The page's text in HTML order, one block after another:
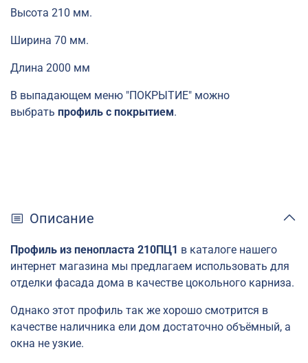
Высота 210 мм.
Ширина 70 мм.
Длина 2000 мм
В выпадающем меню "ПОКРЫТИЕ" можно
выбрать профиль с покрытием.
Описание
Профиль из пенопласта 210ПЦ1 в каталоге нашего
интернет магазина мы предлагаем использовать для
отделки фасада дома в качестве цокольного карниза.
Однако этот профиль так же хорошо смотрится в
качестве наличника ели дом достаточно объёмный, а
окна не узкие.